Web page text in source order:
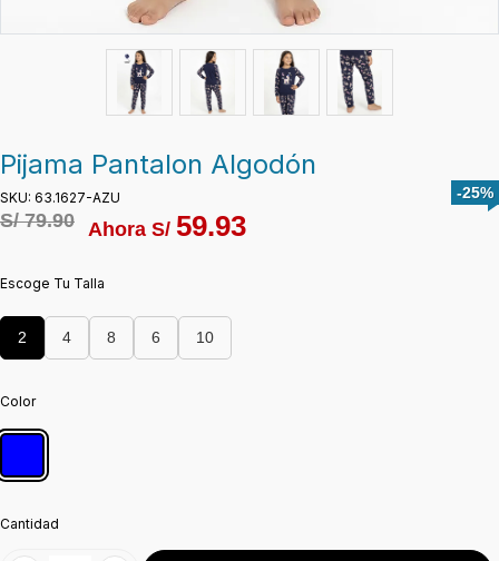
Pijama Pantalon Algodón
SKU: 63.1627-AZU
S/79.90 Ahora S/ 59.93
-25%
Escoge Tu Talla
2 4 8 6 10
Color
Cantidad